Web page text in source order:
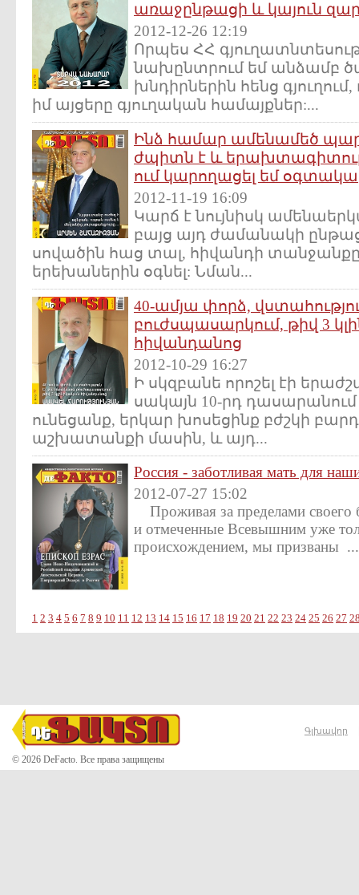
առաջընթացի և կայուն
2012-12-26 12:19
Որպես ՀՀ
նախընտրում եմ անձամբ
խնդիրներին հենց
իմ այցերը գյուղական համայքներ:...
Ինձ համար ամենամեծ
ժպիտն է և
ում կարողացել եմ օգտակար
2012-11-19 16:09
Կարճ է նույնիսկ
բայց այդ ժամանակի
սովածին հաց տալ, հիվանդի տանջանքը
երեխաներին օգնել: Նման...
40-ամյա փորձ,
բուժսպասարկում, թիվ 3
հիվանդանոց
2012-10-29 16:27
Ի սկզբանե որոշել էի
սակայն 10-րդ դասարանում
ունեցանք, երկար խոսեցինք բժշկի
աշխատանքի մասին, և այդ...
Россия - заботливая мать для
2012-07-27 15:02
Проживая за пределами своего
и отмеченные Всевышним уже
происхождением, мы призваны ...
1 2 3 4 5 6 7 8 9 10 11 12 13 14 15 16 17 18 19 20 21 22 23 24 25 26 27
© 2026 DeFacto. Все права защищены
Գլխավոր